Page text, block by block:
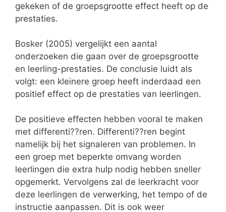
gekeken of de groepsgrootte effect heeft op de
prestaties.
Bosker (2005) vergelijkt een aantal
onderzoeken die gaan over de groepsgrootte
en leerling-prestaties. De conclusie luidt als
volgt: een kleinere groep heeft inderdaad een
positief effect op de prestaties van leerlingen.
De positieve effecten hebben vooral te maken
met differenti??ren. Differenti??ren begint
namelijk bij het signaleren van problemen. In
een groep met beperkte omvang worden
leerlingen die extra hulp nodig hebben sneller
opgemerkt. Vervolgens zal de leerkracht voor
deze leerlingen de verwerking, het tempo of de
instructie aanpassen. Dit is ook weer